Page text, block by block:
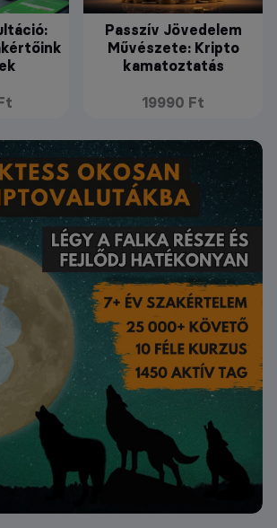
Passzív Jövedelem
Művészete: Kripto
kamatoztatás
19990 Ft